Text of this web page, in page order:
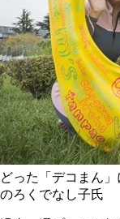
どった「デコまん
のろくでなし子氏